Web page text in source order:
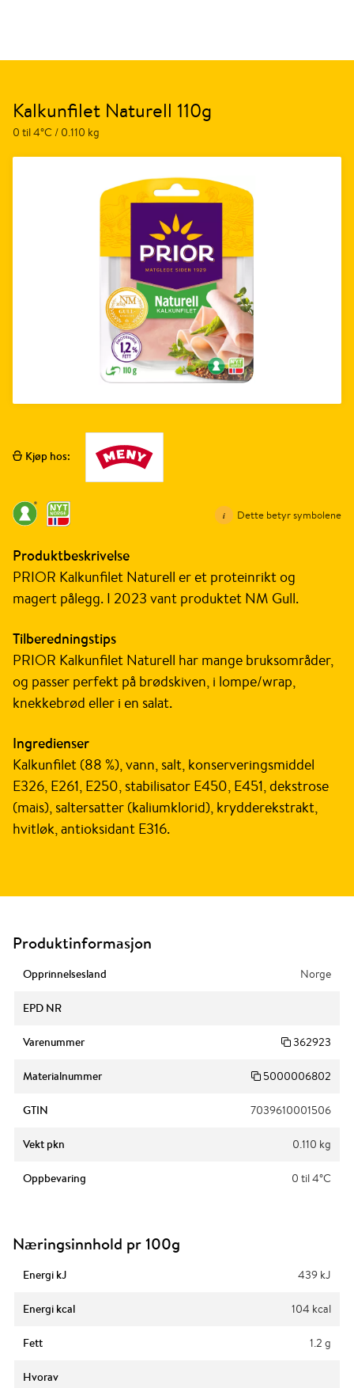
Kalkunfilet Naturell 110g
0 til 4°C / 0.110 kg
Kjøp hos:
Dette betyr symbolene
Produktbeskrivelse
PRIOR Kalkunfilet Naturell er et proteinrikt og
magert pålegg. I 2023 vant produktet NM Gull.
Tilberedningstips
PRIOR Kalkunfilet Naturell har mange bruksområder,
og passer perfekt på brødskiven, i lompe/wrap,
knekkebrød eller i en salat.
Ingredienser
Kalkunfilet (88 %), vann, salt, konserveringsmiddel
E326, E261, E250, stabilisator E450, E451, dekstrose
(mais), saltersatter (kaliumklorid), krydderekstrakt,
hvitløk, antioksidant E316.
Produktinformasjon
Opprinnelsesland Norge
EPD NR
Varenummer 362923
Materialnummer 5000006802
GTIN 7039610001506
Vekt pkn 0.110 kg
Oppbevaring 0 til 4°C
Næringsinnhold pr 100g
Energi kJ 439 kJ
Energi kcal 104 kcal
Fett 1.2 g
Hvorav